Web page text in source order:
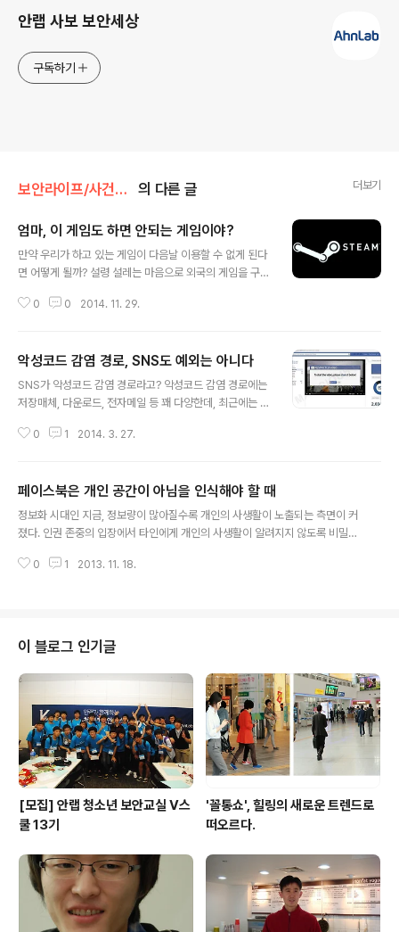
안랩 사보 보안세상
구독하기
보안라이프/사건과분석 의 다른 글 더보기
엄마, 이 게임도 하면 안되는 게임이야?
만약 우리가 하고 있는 게임이 다음날 이용할 수 없게 된다
면 어떻게 될까? 설령 설레는 마음으로 외국의 게임을 구입
늘날 한국의 게이머 중 게임 주인공이 말하는 영어를 바로
의문이 최근 들어 구체화 됐는데, 이러한 논란의 중심에 있
는 Steam (게임 유통 업체, 이하 스팀)을 중심으로 이에
대한 원인과 해결책을 알아봤다. 스팀은 무엇을 하는 회사
유명 게임개발회사인 ‘Valve’에서 만든 게임프로그램으로
0 0 2014. 11. 29.
악성코드 감염 경로, SNS도 예외는 아니다
SNS가 악성코드 감염 경로라고? 악성코드 감염 경로에는
저장매체, 다운로드, 전자메일 등 꽤 다양한데, 최근에는 소
Transmitted Infection)가 주목받고 있다. ‘STI’는 페이
상을 감상하거나, 혹은 접근 과정에서 사용자의 컴퓨터가
STI로부터 감염된다. 실제로 지난 3월 8일 “베트남 해역
에 추락한 말레이시아 항공기MH370의 잔해 발견!”이라
레이시아 항공기 MH370의 실종 사고 내용을 사칭한 악
0 1 2014. 3. 27.
페이스북은 개인 공간이 아님을 인식해야 할 때
정보화 시대인 지금, 정보량이 많아질수록 개인의 사생활이 노출되는 측면이 커
졌다. 인권 존중의 입장에서 타인에게 개인의 사생활이 알려지지 않도록 비밀유
이버시라고 하는데 프라이버시 문제와 정보기술은 불가분관계이다. 따라서 엄
지 않으며, 개인을 식별할 수 있는 기록된 정보 중에서도 주로 체계적으로 관리
되고 이용되는 정보를 말한다. 정보화 역기능 중 가장 우려되는 프라이버시 침
해 개인정보의 침해 또한 정보..
0 1 2013. 11. 18.
이 블로그 인기글
[모집] 안랩 청소년 보안교실 V스
쿨 13기
'꼴통쇼', 힐링의 새로운 트렌드로
떠오르다.